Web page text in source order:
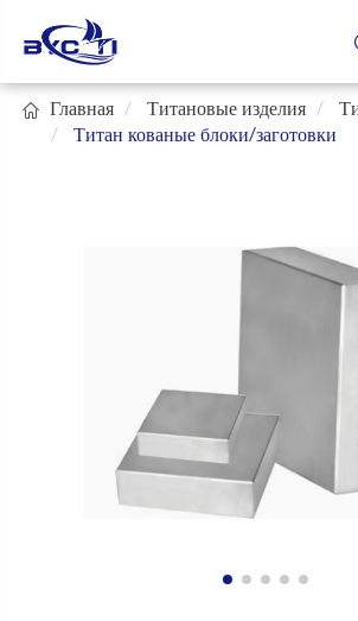
 Главная Титановые изделия
Титан кованые блоки/заготовки